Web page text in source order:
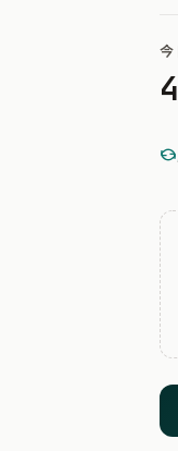
今